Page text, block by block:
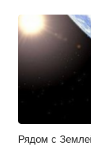
Рядом с